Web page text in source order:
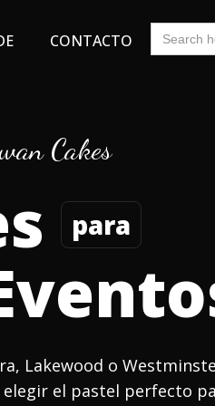
CONTACTO
for:
Cakes
para
Lakewood o
el pastel perfecto